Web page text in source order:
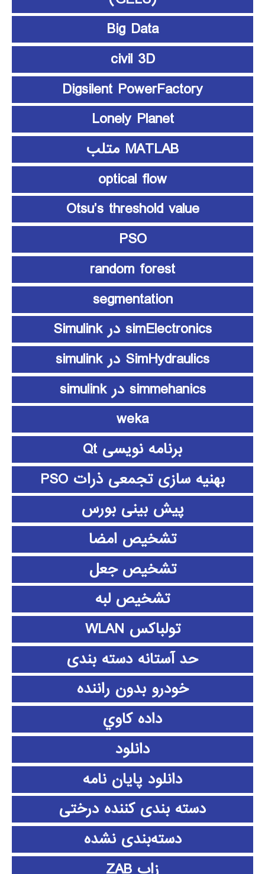
Big Data
civil 3D
Digsilent PowerFactory
Lonely Planet
MATLAB متلب
optical flow
Otsu’s threshold value
PSO
random forest
segmentation
simElectronics در Simulink
SimHydraulics در simulink
simmehanics در simulink
weka
برنامه نویسی Qt
بهنیه سازی تجمعی ذرات PSO
پیش بینی بورس
تشخیص امضا
تشخیص جعل
تشخیص لبه
تولباکس WLAN
حد آستانه دسته بندی
خودرو بدون راننده
داده كاوي
دانلود
دانلود پايان نامه
دسته بندی کننده درختی
دسته‌بندی نشده
زاب ZAB